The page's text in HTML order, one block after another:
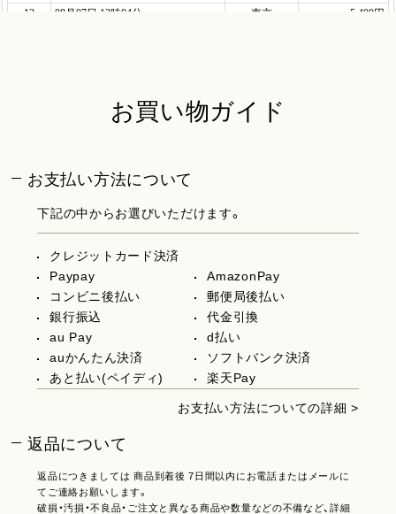
お買い物ガイド
お支払い方法について
下記の中からお選びいただけます。
クレジットカード決済
Paypay
AmazonPay
コンビニ後払い
郵便局後払い
銀行振込
代金引換
au Pay
d払い
auかんたん決済
ソフトバンク決済
あと払い(ペイディ)
楽天Pay
お支払い方法についての詳細 >
返品について
返品につきましては 商品到着後 7日間以内にお電話またはメールに
てご連絡お願いします。
破損・汚損・不良品・ご注文と異なる商品や数量などの不備など、詳細